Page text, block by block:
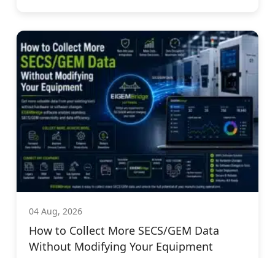
04 Aug, 2026
How to Collect More SECS/GEM Data
Without Modifying Your Equipment